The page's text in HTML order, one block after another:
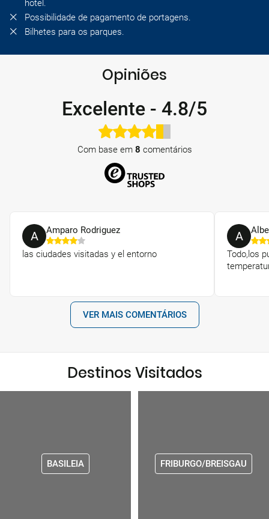
hotel.
Possibilidade de pagamento de portagens.
Bilhetes para os parques.
Opiniões
Excelente - 4.8/5
Com base em 8 comentários
A Amparo Rodriguez
las ciudades visitadas y el entorno
A
Todo,los
VER MAIS COMENTÁRIOS
Destinos Visitados
BASILEIA FRIBURGO/BREISGAU